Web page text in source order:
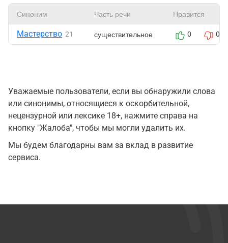
Синоним Часть речи Нравится
Мастерство 21 существительное 0 0
Уважаемые пользователи, если вы обнаружили слова
или синонимы, относящиеся к оскорбительной,
нецензурной или лексике 18+, нажмите справа на
кнопку "Жалоба", чтобы мы могли удалить их.
Мы будем благодарны вам за вклад в развитие
сервиса.